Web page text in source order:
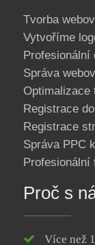
Tvorba
Vytvoříme
Profesionální
Správa
Optimalizace
Registrace
Registrace
Správa PPC
Profesionální
Proč s
Více než